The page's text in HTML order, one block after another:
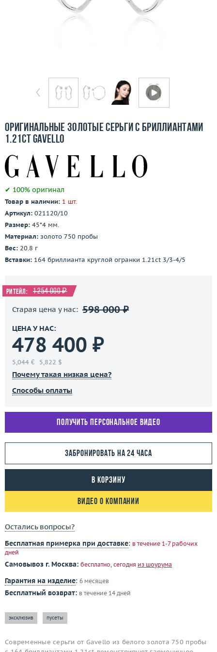
Бесплатная доставка
Контакты
Оригинальные золотые серьги с бриллиантами
1.21ct Gavello
✔ 100% оригинал
Товар в наличии: 1 шт.
Артикул: 021120/10
Размер: 45*4 мм.
Материал: золото 750 пробы
Вес: 20.8 г
Вставки: 164 бриллианта круглой огранки 1.21ct 3/3-4/5
Ритейл: 1 254 000 ₽
Старая цена у нас: 598 000 ₽
ЦЕНА У НАС:
478 400 ₽
5,044 € 5,822 $
Почему такая низкая цена?
Способы оплаты
Получить персональное видео
Забронировать на 24 часа
В корзину
Видео о компании
Остались вопросы?
Бесплатная примерка при доставке: в течение 1-7 рабочих
дней
Самовывоз г. Москва: бесплатно, сегодня из шоурума
Гарантия на изделие: 6 месяцев
Бесплатный возврат: в течение 14 дней
эксклюзив пусеты
Современные серьги от Gavello из белого золота 750 пробы